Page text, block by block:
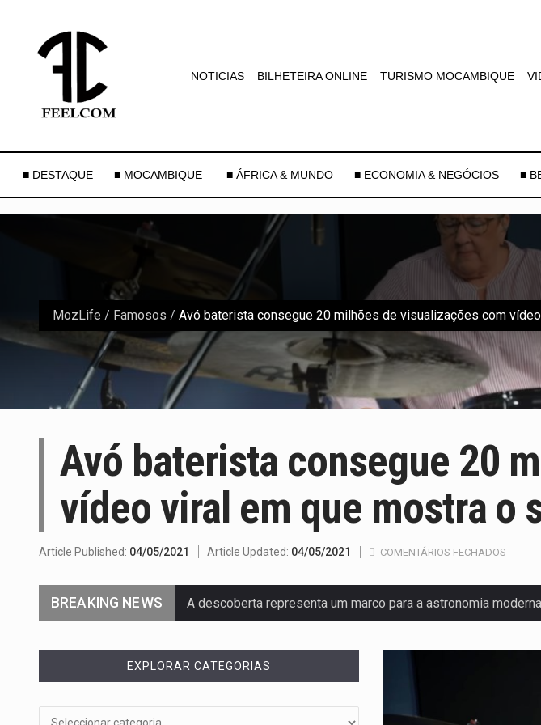
NOTICIAS BILHETEIRA ONLINE TURISMO MOCAMBIQUE
■ DESTAQUE ■ MOCAMBIQUE ■ ÁFRICA & MUNDO ■ ECONOMIA & NEGÓCIOS ■
MozLife / Famosos / Avó baterista consegue 20 milhões de visualizações com
Avó baterista consegue 20
vídeo viral em que mostra o
Article Published: 04/05/2021 Article Updated: 04/05/2021 COMENTÁRIOS FECHADOS
BREAKING NEWS A descoberta representa um marco para a astronomia
Um dos casos mais graves envolveu a residência de Sam…
EXPLORAR CATEGORIAS